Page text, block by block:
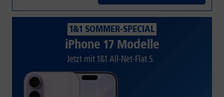
1&1 SOMMER-SPECIAL
iPhone 17 Modelle
Jetzt mit 1&1 All-Net-Flat S.